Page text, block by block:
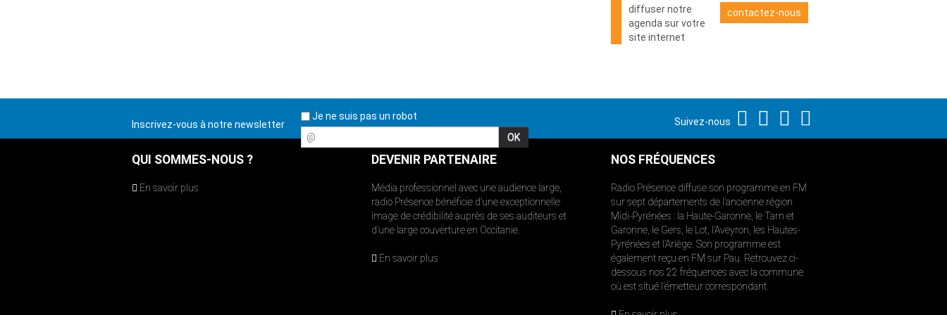
diffuser notre
agenda sur votre
site internet
contactez-nous
Inscrivez-vous à notre newsletter
Je ne suis pas un robot
@
Suivez-nous
QUI SOMMES-NOUS ?
En savoir plus
DEVENIR PARTENAIRE
Média professionnel avec une audience large,
radio Présence bénéficie d’une exceptionnelle
image de crédibilité auprès de ses auditeurs et
d’une large couverture en Occitanie.
En savoir plus
NOS FRÉQUENCES
Radio Présence diffuse son programme en FM
sur sept départements de l’ancienne région
Midi-Pyrénées : la Haute-Garonne, le Tarn et
Garonne, le Gers, le Lot, l’Aveyron, les Hautes-
Pyrénées et l’Ariège. Son programme est
également reçu en FM sur Pau. Retrouvez ci-
dessous nos 22 fréquences avec la commune
où est situé l’émetteur correspondant.